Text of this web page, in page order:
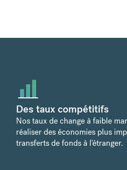
Des taux compétitifs
Nos taux de change à faible
réaliser des économies plus
transferts de fonds à l'étranger.